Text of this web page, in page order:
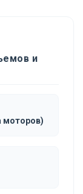
и
моторов)